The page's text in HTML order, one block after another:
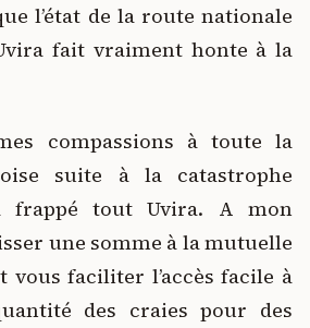
l’état de la route nationale
fait vraiment honte à la
compassions à toute la
suite à la catastrophe
frappé tout Uvira. A mon
une somme à la mutuelle
vous faciliter l’accès facile à
des craies pour des